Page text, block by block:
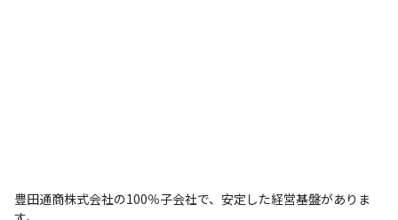
豊田通商株式会社の100％子会社で、安定した経営基盤がありま